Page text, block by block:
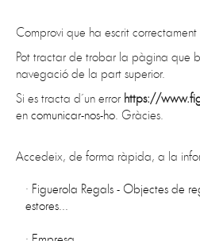
Comprovi que ha escrit
Pot tractar de trobar la pàgina que
navegació de la part superior.
Si es tracta d´un error https://
encomunicar-nos-ho. Gràcies.
Accedeix, de forma ràpida, a la
· Figuerola Regals - Objectes de
estores...